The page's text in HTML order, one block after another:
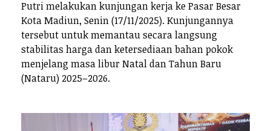
Putri melakukan kunjungan kerja ke Pasar Besar
Kota Madiun, Senin (17/11/2025). Kunjungannya
tersebut untuk memantau secara langsung
stabilitas harga dan ketersediaan bahan pokok
menjelang masa libur Natal dan Tahun Baru
(Nataru) 2025–2026.